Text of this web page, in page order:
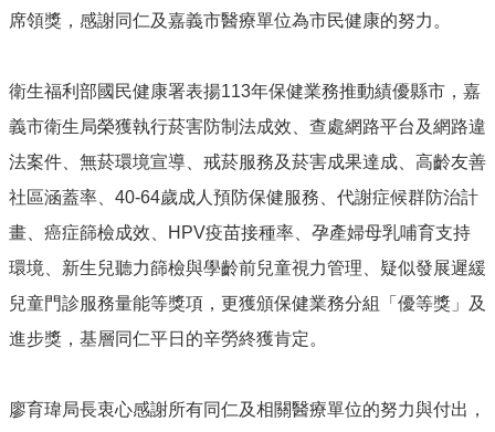
項
服
流
程
見
問
政
府
公
開
資
相
席領獎，感謝同仁及嘉義市醫療單位為市民健康的努力。
衛生福利部國民健康署表揚113年保健業務推動績優縣市，嘉
義市衛生局榮獲執行菸害防制法成效、查處網路平台及網路違
法案件、無菸環境宣導、戒菸服務及菸害成果達成、高齡友善
社區涵蓋率、40-64歲成人預防保健服務、代謝症候群防治計
畫、癌症篩檢成效、HPV疫苗接種率、孕產婦母乳哺育支持
環境、新生兒聽力篩檢與學齡前兒童視力管理、疑似發展遲緩
兒童門診服務量能等獎項，更獲頒保健業務分組「優等獎」及
進步獎，基層同仁平日的辛勞終獲肯定。
廖育瑋局長衷心感謝所有同仁及相關醫療單位的努力與付出，